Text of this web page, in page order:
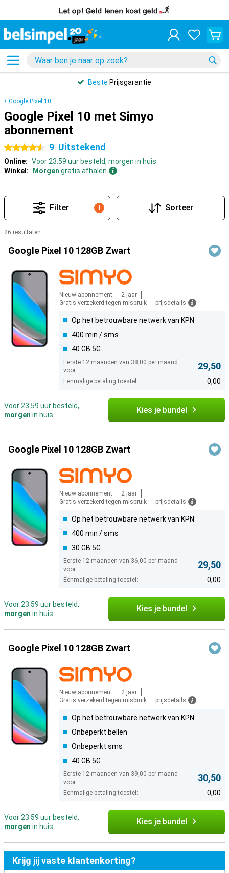
Beste Prijsgarantie
Google Pixel 10
Google Pixel 10 met Simyo
abonnement
4.5 sterren 9 Uitstekend
Online: Voor 23:59 uur besteld, morgen in huis
Winkel:
Morgen gratis afhalen
1
Filter Sorteer
26 resultaten
Producten
Google Pixel 10 128GB Zwart
Nieuw abonnement
2 jaar
Gratis verzekerd tegen misbruik
prijsdetails
Op het betrouwbare netwerk van KPN
400 min / sms
40 GB 5G
Eerste 12 maanden van 38,00 per maand
voor:
29,50
Eenmalige betaling toestel: 0,00
Voor 23:59 uur besteld,
morgen in huis Kies je bundel
Google Pixel 10 128GB Zwart
Nieuw abonnement
2 jaar
Gratis verzekerd tegen misbruik
prijsdetails
Op het betrouwbare netwerk van KPN
400 min / sms
30 GB 5G
Eerste 12 maanden van 36,00 per maand
voor:
29,50
Eenmalige betaling toestel: 0,00
Voor 23:59 uur besteld,
morgen in huis Kies je bundel
Google Pixel 10 128GB Zwart
Nieuw abonnement
2 jaar
Gratis verzekerd tegen misbruik
prijsdetails
Op het betrouwbare netwerk van KPN
Onbeperkt bellen
Onbeperkt sms
40 GB 5G
Eerste 12 maanden van 39,00 per maand
voor:
30,50
Eenmalige betaling toestel: 0,00
Voor 23:59 uur besteld,
morgen in huis Kies je bundel
Krijg jij vaste klantenkorting?